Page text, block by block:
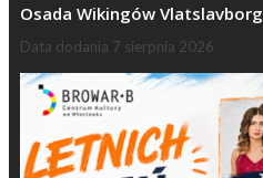
Osada Wikingów Vlatslavborg
Data dodania 7 sierpnia 2026